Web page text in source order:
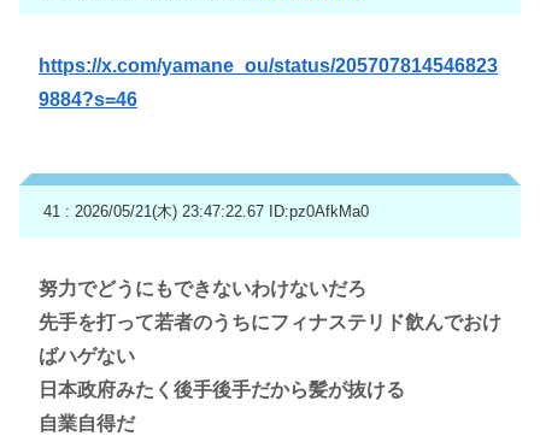
https://x.com/yamane_ou/status/205707814546823
9884?s=46
41 : 2026/05/21(木) 23:47:22.67 ID:pz0AfkMa0
努力でどうにもできないわけないだろ
先手を打って若者のうちにフィナステリド飲んでおけ
ばハゲない
日本政府みたく後手後手だから髪が抜ける
自業自得だ